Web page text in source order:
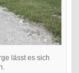
lässt es sich